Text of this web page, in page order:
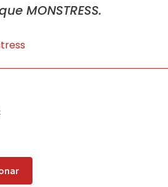
MONSTRESS.